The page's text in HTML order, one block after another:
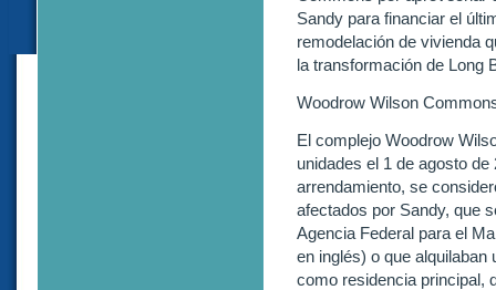
Sandy para financiar el
remodelación de vivienda
la transformación de Long
Woodrow Wilson
El complejo Woodrow
unidades el 1 de agosto
arrendamiento, se
afectados por Sandy, que
Agencia Federal para el
en inglés) o que alquilaban
como residencia principal,